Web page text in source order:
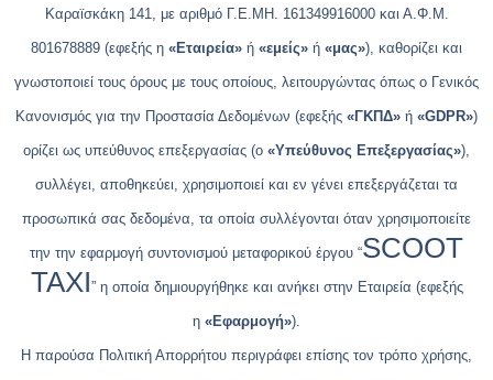
Καραϊσκάκη 141, με αριθμό Γ.Ε.ΜΗ. 161349916000 και Α.Φ.Μ.
801678889 (εφεξής η «Εταιρεία» ή «εμείς» ή «μας»), καθορίζει και
γνωστοποιεί τους όρους με τους οποίους, λειτουργώντας όπως ο Γενικός
Κανονισμός για την Προστασία Δεδομένων (εφεξής «ΓΚΠΔ» ή «GDPR»)
ορίζει ως υπεύθυνος επεξεργασίας (ο «Υπεύθυνος Επεξεργασίας»),
συλλέγει, αποθηκεύει, χρησιμοποιεί και εν γένει επεξεργάζεται τα
προσωπικά σας δεδομένα, τα οποία συλλέγονται όταν χρησιμοποιείτε
την την εφαρμογή συντονισμού μεταφορικού έργου “SCOOT
TAXI” η οποία δημιουργήθηκε και ανήκει στην Εταιρεία (εφεξής
η «Εφαρμογή»).
Η παρούσα Πολιτική Απορρήτου περιγράφει επίσης τον τρόπο χρήσης,